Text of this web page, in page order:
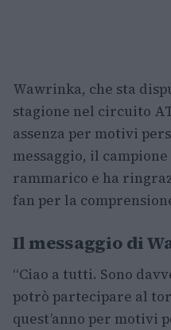
Wawrinka, che sta
stagione nel circuito
assenza per motivi
messaggio, il
rammarico e ha
fan per la
Il messaggio di
“Ciao a tutti. Sono
potrò partecipare al
quest’anno per motivi